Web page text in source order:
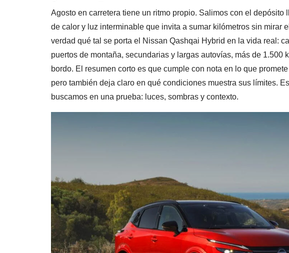
Agosto en carretera tiene un ritmo propio. Salimos con el depósito
de calor y luz interminable que invita a sumar kilómetros sin mirar
verdad qué tal se porta el Nissan Qashqai Hybrid en la vida real:
puertos de montaña, secundarias y largas autovías, más de 1.500
bordo. El resumen corto es que cumple con nota en lo que
pero también deja claro en qué condiciones muestra sus límites.
buscamos en una prueba: luces, sombras y contexto.